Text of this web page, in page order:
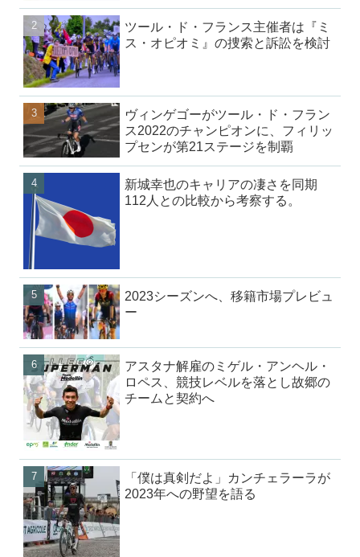
ツール・ド・フランス主催者は『ミ
ス・オピオミ』の捜索と訴訟を検討
ヴィンゲゴーがツール・ド・フラン
ス2022のチャンピオンに、フィリッ
プセンが第21ステージを制覇
新城幸也のキャリアの凄さを同期
112人との比較から考察する。
2023シーズンへ、移籍市場プレビュ
ー
アスタナ解雇のミゲル・アンヘル・
ロペス、競技レベルを落とし故郷の
チームと契約へ
「僕は真剣だよ」カンチェラーラが
2023年への野望を語る